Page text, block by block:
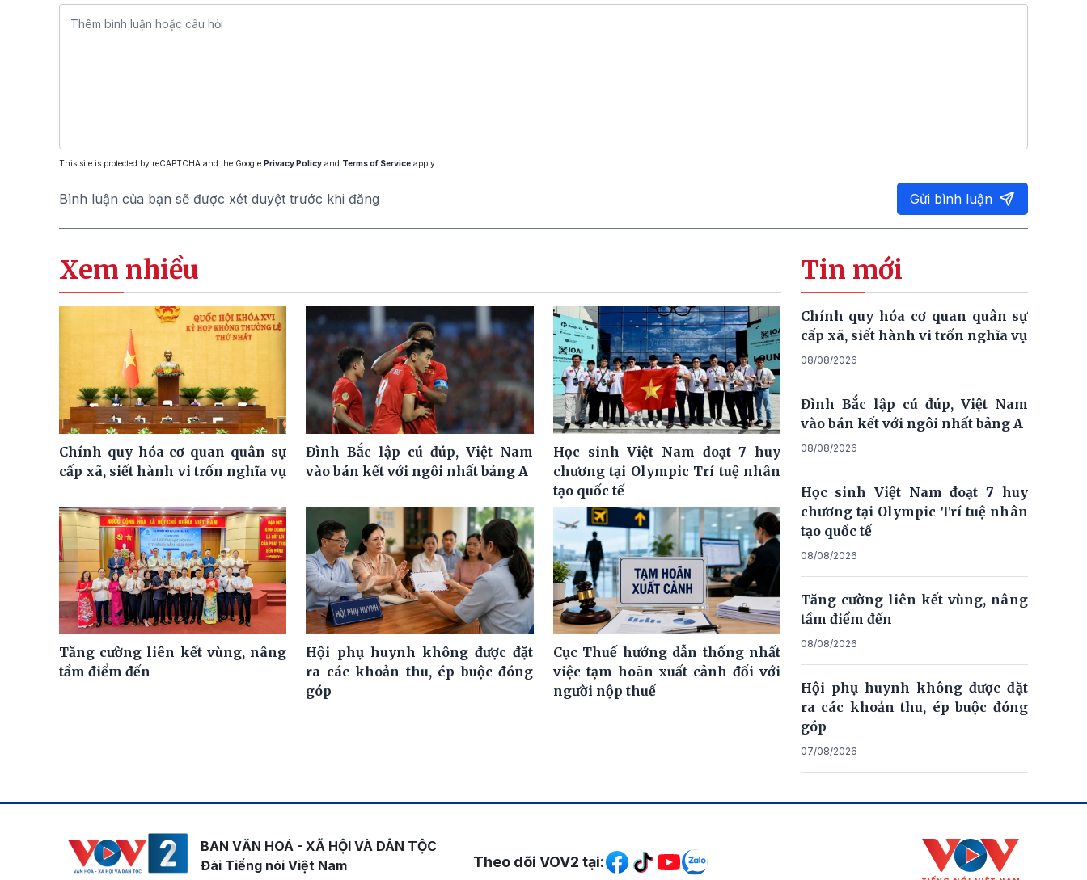
This site is protected by reCAPTCHA and the Google Privacy Policy and Terms of Service apply.
Bình luận của bạn sẽ được xét duyệt trước khi đăng Gửi bình luận
Xem nhiều
Chính quy hóa cơ quan quân sự
cấp xã, siết hành vi trốn nghĩa vụ
Đình Bắc lập cú đúp, Việt Nam
vào bán kết với ngôi nhất bảng A
Học sinh Việt Nam đoạt 7 huy
chương tại Olympic Trí tuệ nhân
tạo quốc tế
Tăng cường liên kết vùng, nâng
tầm điểm đến
Hội phụ huynh không được đặt
ra các khoản thu, ép buộc đóng
góp
Cục Thuế hướng dẫn thống nhất
việc tạm hoãn xuất cảnh đối với
người nộp thuế
Tin mới
Chính quy hóa cơ quan quân sự
cấp xã, siết hành vi trốn nghĩa vụ
08/08/2026
Đình Bắc lập cú đúp, Việt Nam
vào bán kết với ngôi nhất bảng A
08/08/2026
Học sinh Việt Nam đoạt 7 huy
chương tại Olympic Trí tuệ nhân
tạo quốc tế
08/08/2026
Tăng cường liên kết vùng, nâng
tầm điểm đến
08/08/2026
Hội phụ huynh không được đặt
ra các khoản thu, ép buộc đóng
góp
07/08/2026
BAN VĂN HOÁ - XÃ HỘI VÀ DÂN TỘC
Đài Tiếng nói Việt Nam
Mạng xã hội
Theo dõi VOV2 tại: